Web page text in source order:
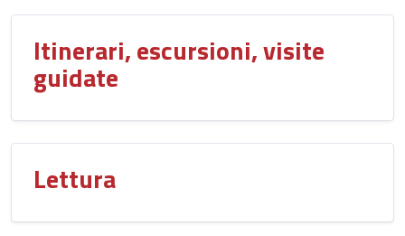
Itinerari, escursioni, visite
guidate
Lettura